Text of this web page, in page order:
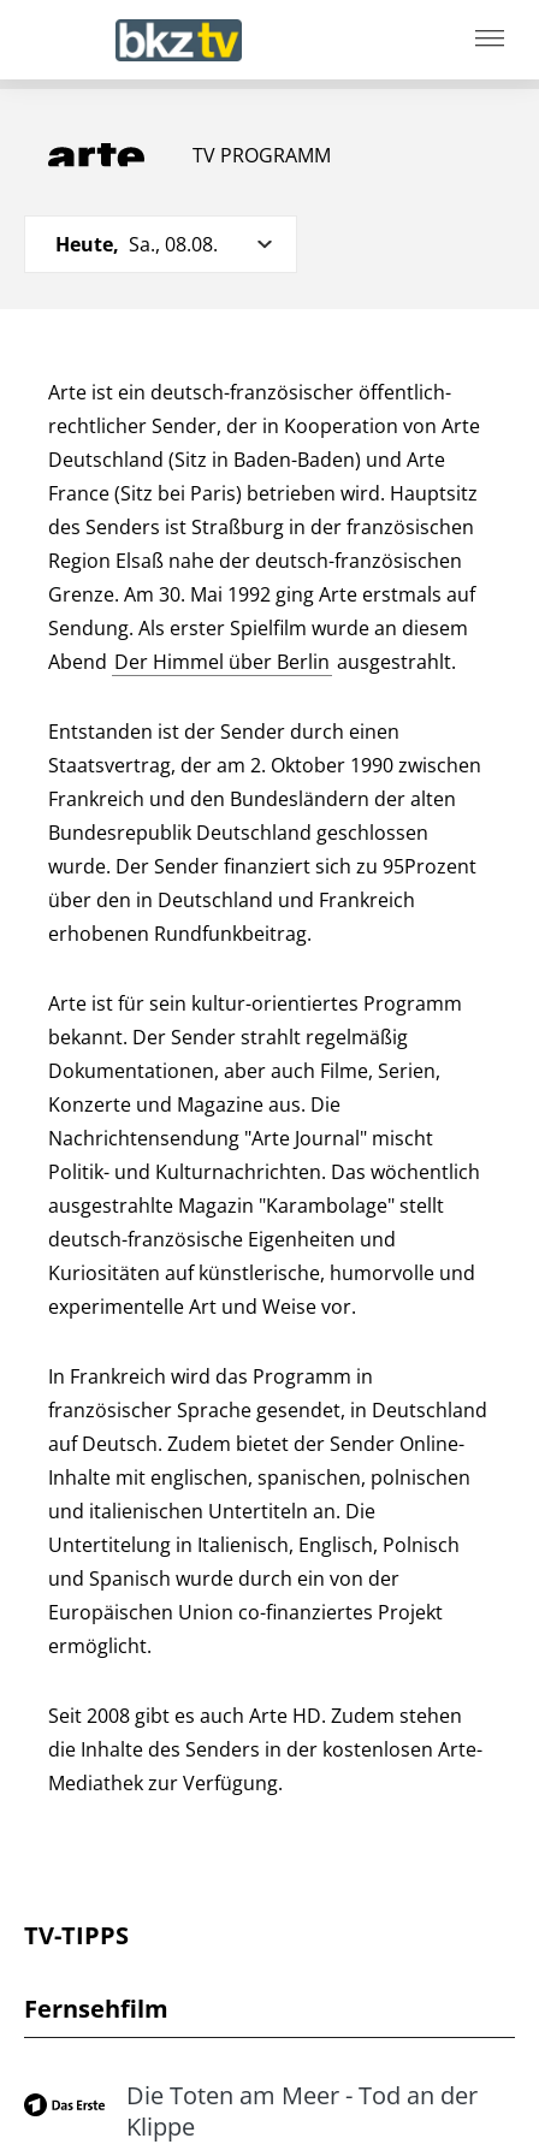
TV PROGRAMM
Heute, Sa., 08.08.
Arte ist ein deutsch-französischer öffentlich-
rechtlicher Sender, der in Kooperation von Arte
Deutschland (Sitz in Baden-Baden) und Arte
France (Sitz bei Paris) betrieben wird. Hauptsitz
des Senders ist Straßburg in der französischen
Region Elsaß nahe der deutsch-französischen
Grenze. Am 30. Mai 1992 ging Arte erstmals auf
Sendung. Als erster Spielfilm wurde an diesem
Abend Der Himmel über Berlin ausgestrahlt.
Entstanden ist der Sender durch einen
Staatsvertrag, der am 2. Oktober 1990 zwischen
Frankreich und den Bundesländern der alten
Bundesrepublik Deutschland geschlossen
wurde. Der Sender finanziert sich zu 95Prozent
über den in Deutschland und Frankreich
erhobenen Rundfunkbeitrag.
Arte ist für sein kultur-orientiertes Programm
bekannt. Der Sender strahlt regelmäßig
Dokumentationen, aber auch Filme, Serien,
Konzerte und Magazine aus. Die
Nachrichtensendung "Arte Journal" mischt
Politik- und Kulturnachrichten. Das wöchentlich
ausgestrahlte Magazin "Karambolage" stellt
deutsch-französische Eigenheiten und
Kuriositäten auf künstlerische, humorvolle und
experimentelle Art und Weise vor.
In Frankreich wird das Programm in
französischer Sprache gesendet, in Deutschland
auf Deutsch. Zudem bietet der Sender Online-
Inhalte mit englischen, spanischen, polnischen
und italienischen Untertiteln an. Die
Untertitelung in Italienisch, Englisch, Polnisch
und Spanisch wurde durch ein von der
Europäischen Union co-finanziertes Projekt
ermöglicht.
Seit 2008 gibt es auch Arte HD. Zudem stehen
die Inhalte des Senders in der kostenlosen Arte-
Mediathek zur Verfügung.
TV-TIPPS
Fernsehfilm
Die Toten am Meer - Tod an der
Klippe